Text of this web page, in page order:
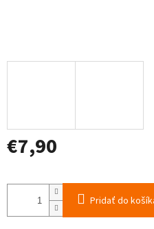
€7,90
cena:
Pridať do